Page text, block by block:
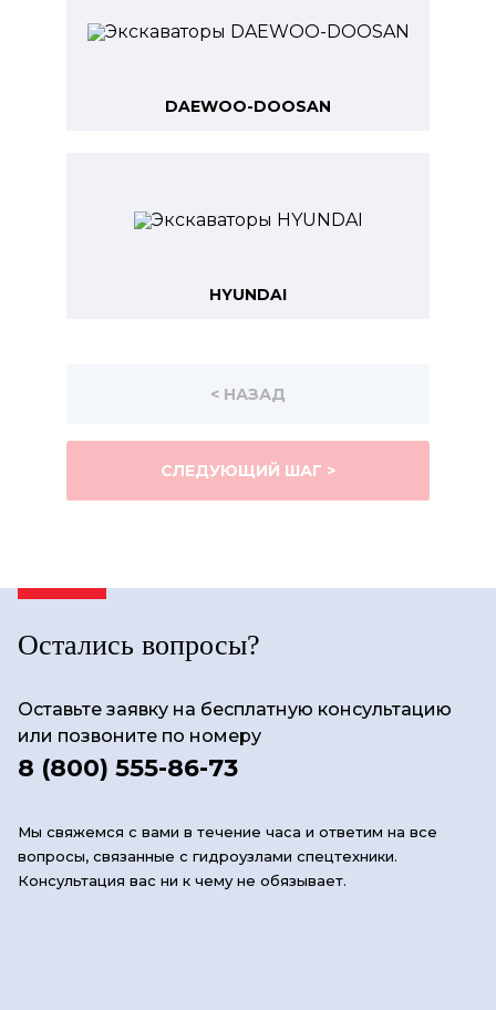
DAEWOO-DOOSAN
HYUNDAI
< НАЗАД
СЛЕДУЮЩИЙ ШАГ >
Остались вопросы?
Оставьте заявку на бесплатную консультацию
или позвоните по номеру
8 (800) 555-86-73
Мы свяжемся с вами в течение часа и ответим на все
вопросы, связанные с гидроузлами спецтехники.
Консультация вас ни к чему не обязывает.